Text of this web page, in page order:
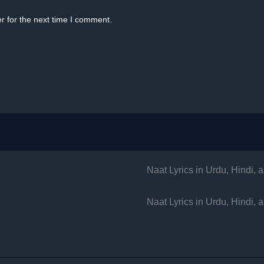
for the next time I comment.
Naat Lyrics in Urdu, Hindi,
Naat Lyrics in Urdu, Hindi,